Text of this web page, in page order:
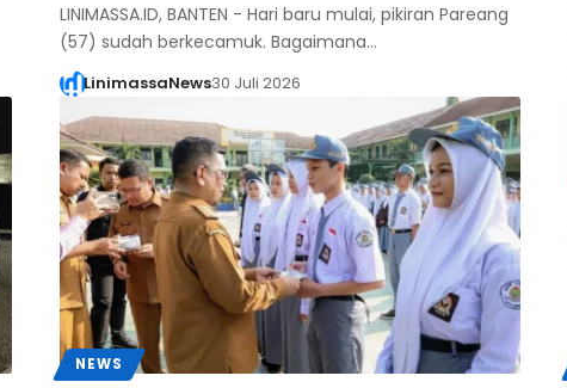
LINIMASSA.ID, BANTEN - Hari baru mulai, pikiran Pareang
(57) sudah berkecamuk. Bagaimana…
LinimassaNews30 Juli 2026
NEWS